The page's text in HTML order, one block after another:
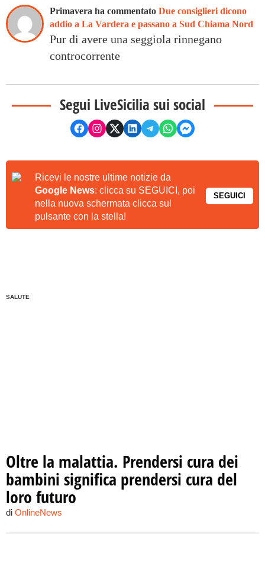
Primavera ha commentato Due consiglieri dicono
addio a La Vardera e passano a Sud Chiama Nord
Pur di avere una seggiola rinnegano
controcorrente
Segui LiveSicilia sui social
Ricevi le nostre ultime notizie da
Google News: clicca su SEGUICI, poi
nella nuova schermata clicca sul
pulsante con la stella!
SEGUICI
SALUTE
Oltre la malattia. Prendersi cura dei
bambini significa prendersi cura del
loro futuro
di OnlineNews